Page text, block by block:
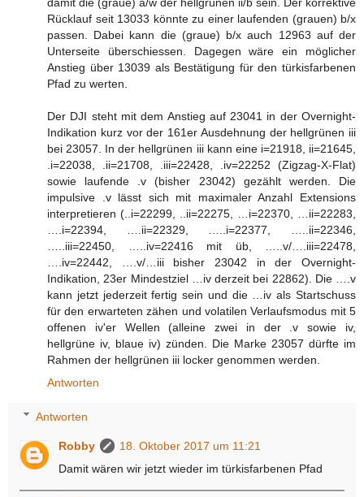
Rücklauf seit 13033 könnte zu einer laufenden (grauen) b/x
passen. Dabei kann die (graue) b/x auch 12963 auf der
Unterseite überschiessen. Dagegen wäre ein möglicher
Anstieg über 13039 als Bestätigung für den türkisfarbenen
Pfad zu werten.
Der DJI steht mit dem Anstieg auf 23041 in der Overnight-
Indikation kurz vor der 161er Ausdehnung der hellgrünen iii
bei 23057. In der hellgrünen iii kann eine i=21918, ii=21645,
.i=22038, .ii=21708, .iii=22428, .iv=22252 (Zigzag-X-Flat)
sowie laufende .v (bisher 23042) gezählt werden. Die
impulsive .v lässt sich mit maximaler Anzahl Extensions
interpretieren (..i=22299, ..ii=22275, …i=22370, …ii=22283,
….i=22394, ….ii=22329, …..i=22377, …..ii=22346,
…..iii=22450, …..iv=22416 mit üb, …..v/….iii=22478,
….iv=22442, ….v/…iii bisher 23042 in der Overnight-
Indikation, 23er Mindestziel …iv derzeit bei 22862). Die ….v
kann jetzt jederzeit fertig sein und die …iv als Startschuss
für den erwarteten zähen und volatilen Verlaufsmodus mit 5
offenen iv'er Wellen (alleine zwei in der .v sowie iv,
hellgrüne iv, blaue iv) zünden. Die Marke 23057 dürfte im
Rahmen der hellgrünen iii locker genommen werden.
Antworten
Antworten
Robby
18. Oktober 2017 um 11:21
Damit wären wir jetzt wieder im türkisfarbenen Pfad